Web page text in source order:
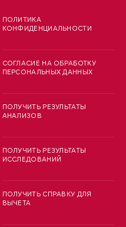
ПОЛИТИКА
КОНФИДЕНЦИАЛЬНОСТИ
СОГЛАСИЕ НА ОБРАБОТКУ
ПЕРСОНАЛЬНЫХ ДАННЫХ
ПОЛУЧИТЬ РЕЗУЛЬТАТЫ
АНАЛИЗОВ
ПОЛУЧИТЬ РЕЗУЛЬТАТЫ
ИССЛЕДОВАНИЙ
ПОЛУЧИТЬ СПРАВКУ ДЛЯ
ВЫЧЕТА